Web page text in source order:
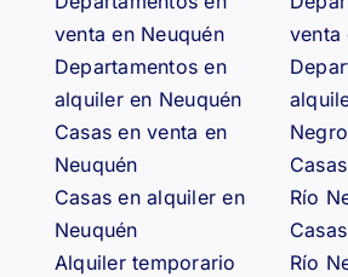
venta en Neuquén
Departamentos en
alquiler en Neuquén
Casas en venta en
Neuquén
Casas en alquiler en
Neuquén
Alquiler temporario
venta
Negro
Río
Río